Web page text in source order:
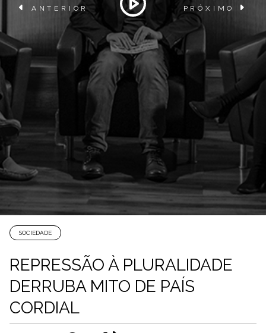
ANTERIOR PRÓXIMO
SOCIEDADE
REPRESSÃO À PLURALIDADE
DERRUBA MITO DE PAÍS
CORDIAL